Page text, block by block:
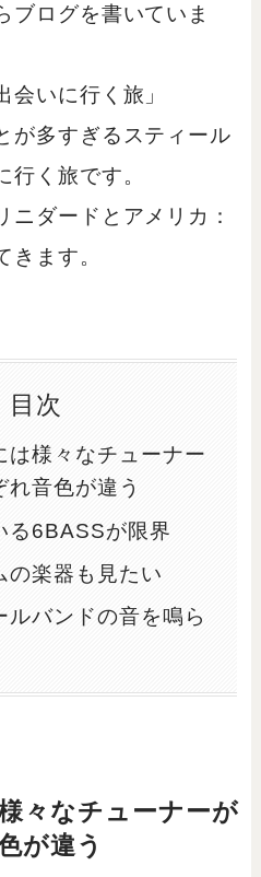
ブログを書いていま
会いに行く旅」
が多すぎるスティール
行く旅です。
ニダードとアメリカ：
きます。
目次
は様々なチューナー
れ音色が違う
る6BASSが限界
の楽器も見たい
ルバンドの音を鳴ら
々なチューナーが
が違う